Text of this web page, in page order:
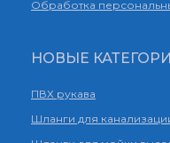
Обработка
НОВЫЕ
ПВХ рукава
Шланги для